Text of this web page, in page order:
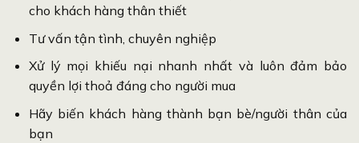
cho khách hàng thân thiết
Tư vấn tận tình, chuyên nghiệp
Xử lý mọi khiếu nại nhanh nhất và luôn đảm bảo
quyền lợi thoả đáng cho người mua
Hãy biến khách hàng thành bạn bè/người thân của
bạn